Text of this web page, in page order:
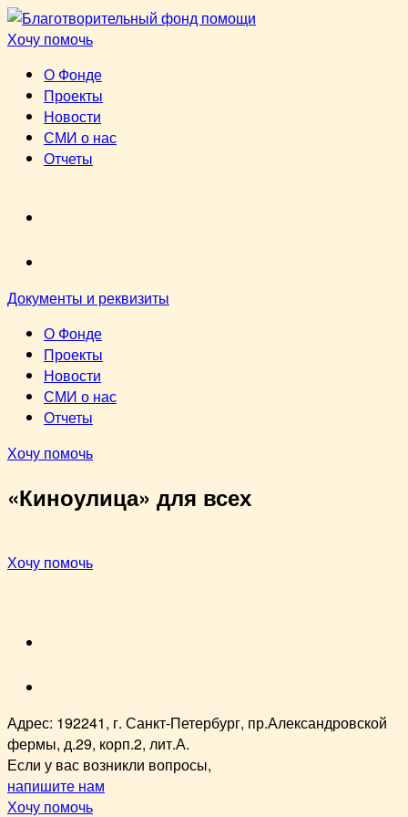
Перейти
к
Хочу помочь
О Фонде
Проекты
Новости
СМИ о нас
Отчеты
Документы и реквизиты
О Фонде
Проекты
Новости
СМИ о нас
Отчеты
Хочу помочь
«Киноулица» для всех
Хочу помочь
Адрес: 192241, г. Санкт-Петербург, пр.Александровской
фермы, д.29, корп.2, лит.А.
Если у вас возникли вопросы,
напишите нам
Хочу помочь